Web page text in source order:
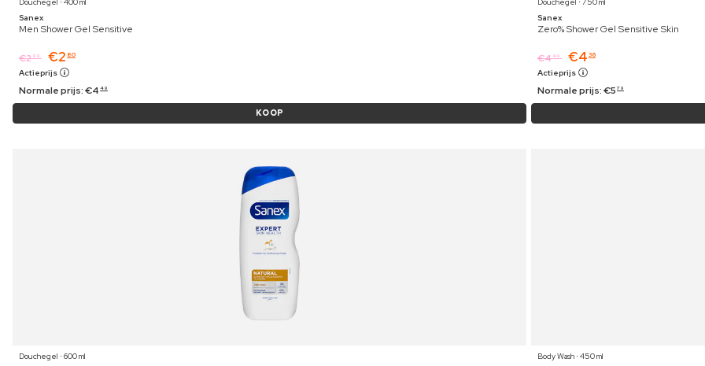
Douchegel ⋅ 400 ml
Sanex
Men Shower Gel Sensitive
€2 99 €2 80
Actieprijs
Normale prijs:€4 49
KOOP
Douchegel ⋅ 750 ml
Sanex
Zero% Shower Gel Sensitive Skin
€4 49 €4 36
Actieprijs
Normale prijs:€5 79
Douchegel ⋅ 600 ml
Body Wash ⋅ 450 ml